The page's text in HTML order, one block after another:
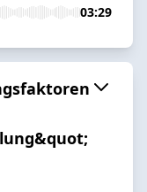
03:29